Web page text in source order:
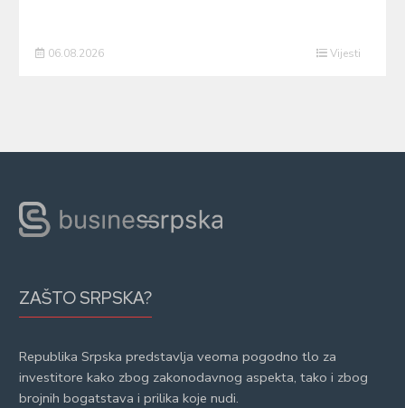
06.08.2026 Vijesti
ZAŠTO SRPSKA?
Republika Srpska predstavlja veoma pogodno tlo za
investitore kako zbog zakonodavnog aspekta, tako i zbog
brojnih bogatstava i prilika koje nudi.